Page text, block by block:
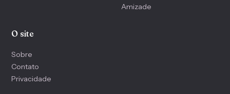
Amizade
O site
Sobre
Contato
Privacidade